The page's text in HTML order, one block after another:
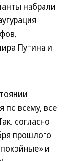
набрали
Путина и
по всему, все
согласно
прошлого
и